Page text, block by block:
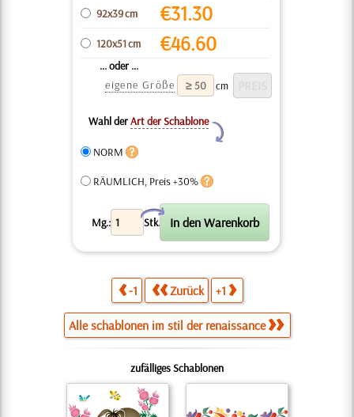
92x39 cm €31.30
120x51 cm €46.60
... oder ...
eigene Größe
cm
Wahl derArt der Schablone
Y
NORM
RÄUMLICH, Preis +30%
Mg.: Stk.
X
-1 Zurück +1
Alle schablonen im stil der renaissance
zufälliges Schablonen